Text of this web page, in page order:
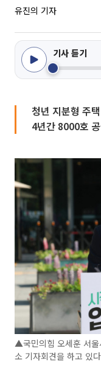
유진의 기자
기사 듣기
청년 지분형 주
4년간 8000호
▲국민의힘 오세훈 서울
소 기자회견을 하고 있